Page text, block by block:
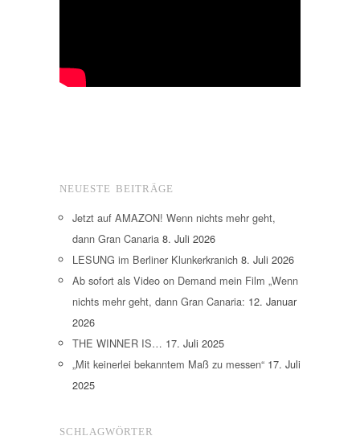
NEUESTE BEITRÄGE
Jetzt auf AMAZON! Wenn nichts mehr geht,
dann Gran Canaria 8. Juli 2026
LESUNG im Berliner Klunkerkranich 8. Juli 2026
Ab sofort als Video on Demand mein Film „Wenn
nichts mehr geht, dann Gran Canaria: 12. Januar
2026
THE WINNER IS… 17. Juli 2025
„Mit keinerlei bekanntem Maß zu messen“ 17. Juli
2025
SCHLAGWÖRTER